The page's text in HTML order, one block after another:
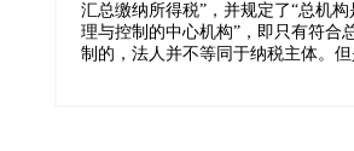
汇总缴纳所得税”，并规定了“总机
理与控制的中心机构”，即只有符合
制的，法人并不等同于纳税主体。